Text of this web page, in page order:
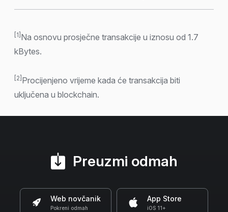
[1] Na osnovu prosječne transakcije u iznosu od 1.7
kBytes.
[2] Procijenjeno vrijeme kada će transakcija biti
uključena u blockchain.
Preuzmi odmah
Web novčanik
Pokreni odmah
App Store
iOS 11+